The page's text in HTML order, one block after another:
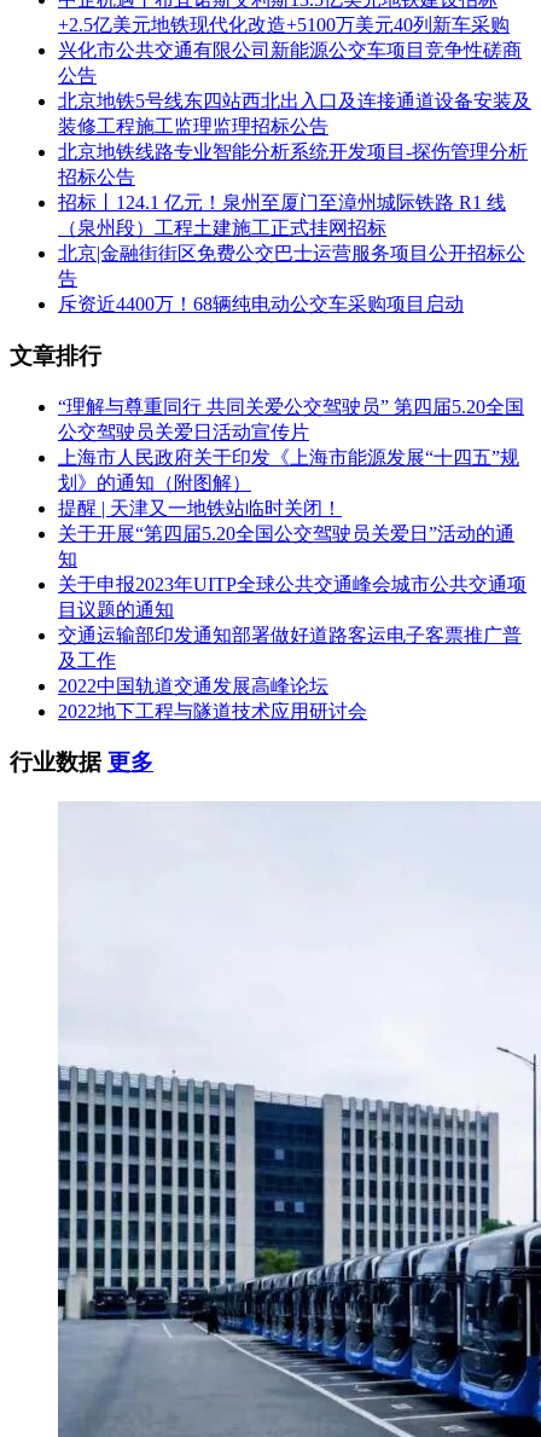
+2.5亿美元地铁现代化改造+5100万美元40列新车采购
兴化市公共交通有限公司新能源公交车项目竞争性磋商
公告
北京地铁5号线东四站西北出入口及连接通道设备安装及
装修工程施工监理监理招标公告
北京地铁线路专业智能分析系统开发项目-探伤管理分析
招标公告
招标丨124.1 亿元！泉州至厦门至漳州城际铁路 R1 线
（泉州段）工程土建施工正式挂网招标
北京|金融街街区免费公交巴士运营服务项目公开招标公
告
斥资近4400万！68辆纯电动公交车采购项目启动
文章排行
“理解与尊重同行 共同关爱公交驾驶员” 第四届5.20全国
公交驾驶员关爱日活动宣传片
上海市人民政府关于印发《上海市能源发展“十四五”规
划》的通知（附图解）
提醒 | 天津又一地铁站临时关闭！
关于开展“第四届5.20全国公交驾驶员关爱日”活动的通
知
关于申报2023年UITP全球公共交通峰会城市公共交通项
目议题的通知
交通运输部印发通知部署做好道路客运电子客票推广普
及工作
2022中国轨道交通发展高峰论坛
2022地下工程与隧道技术应用研讨会
行业数据更多